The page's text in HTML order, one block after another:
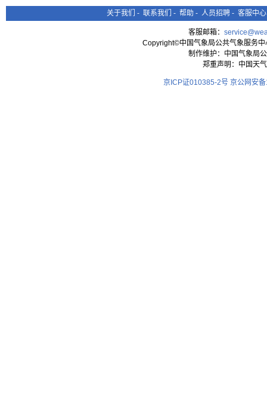
关于我们 - 联系我们 - 帮助 - 人员招聘 - 客服中心
客服邮箱：
Copyright©中国气象局公共气象服务
制作维护：中国气象局
郑重声明：中国天
京ICP证010385-2号 京公网安